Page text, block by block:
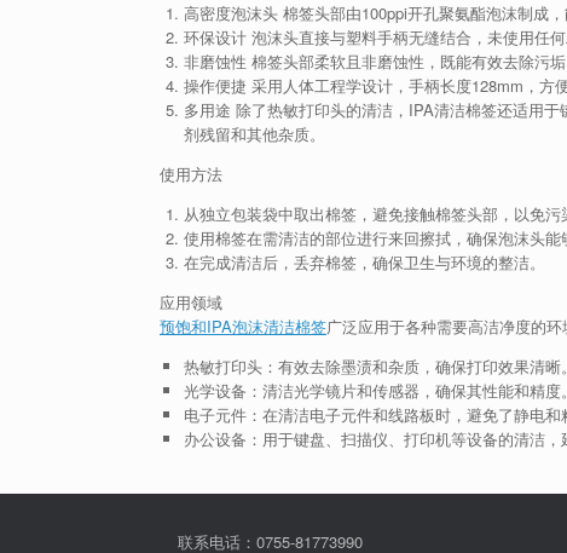
高密度泡沫头棉签头部由100ppi开孔聚氨酯泡沫制成
环保设计泡沫头直接与塑料手柄无缝结合，未使用任
非磨蚀性 棉签头部柔软且非磨蚀性，既能有效去除污
操作便捷采用人体工程学设计，手柄长度128mm，方
多用途 除了热敏打印头的清洁，IPA清洁棉签还适用
剂残留和其他杂质。
使用方法
从独立包装袋中取出棉签，避免接触棉签头部，以免污
使用棉签在需清洁的部位进行来回擦拭，确保泡沫头能
在完成清洁后，丢弃棉签，确保卫生与环境的整洁。
应用领域
预饱和IPA泡沫清洁棉签广泛应用于各种需要高洁净度的环
热敏打印头：有效去除墨渍和杂质，确保打印效果清晰。
光学设备 ：清洁光学镜片和传感器，确保其性能和精度。
电子元件：在清洁电子元件和线路板时，避免了静电和
办公设备 ：用于键盘、扫描仪、打印机等设备的清洁，
联系电话：0755-81773990